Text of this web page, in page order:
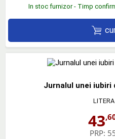
In stoc furnizor - Timp
Jurnalul unei iubiri
LITERA
43
PRP: